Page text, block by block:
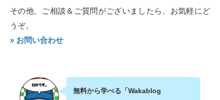
その他、ご相談＆ご質問がございましたら、お気軽にど
うぞ。
» お問い合わせ
無料から学べる「Wakablog